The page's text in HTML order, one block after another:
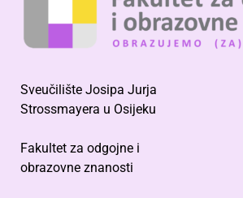
Sveučilište Josipa Jurja
Strossmayera u Osijeku
Fakultet za odgojne i
obrazovne znanosti